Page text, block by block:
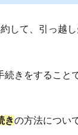
して、引っ越
きをすること
きの方法につい